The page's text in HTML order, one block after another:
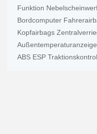
Funktion
Bordcomputer
Kopfairbags
ABS ESP